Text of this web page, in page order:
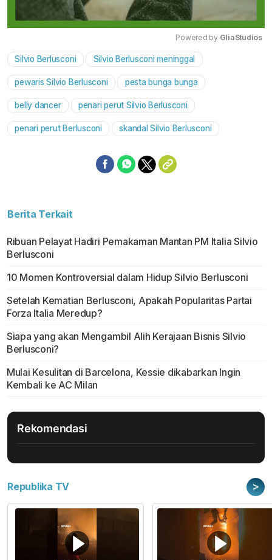
Powered by GliaStudios
Silvio Berlusconi Silvio Berlusconi meninggal
pewaris Silvio Berlusconi pesta bunga bunga
belly dancer penari perut Silvio Berlusconi
penari perut Berlusconi skandal Silvio Berlusconi
Berita Terkait
Ribuan Pelayat Hadiri Pemakaman Mantan PM Italia Silvio
Berlusconi
10 Momen Kontroversial dalam Hidup Silvio Berlusconi
Setelah Kematian Berlusconi, Apakah Popularitas Partai
Forza Italia Meredup?
Siapa yang akan Mengambil Alih Kerajaan Bisnis Silvio
Berlusconi?
Mulai Kesulitan di Barcelona, Kessie dikabarkan Ingin
Kembali ke AC Milan
Rekomendasi
Republika TV >